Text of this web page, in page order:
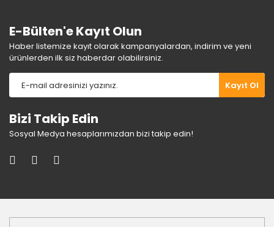
E-Bülten'e Kayıt Olun
Haber listemize kayıt olarak kampanyalardan, indirim ve yeni
ürünlerden ilk siz haberdar olabilirsiniz.
Kayıt Ol
Bizi Takip Edin
Sosyal Medya hesaplarımızdan bizi takip edin!